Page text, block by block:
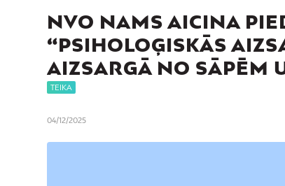
NVO NAMS AICINA
“PSIHOLOĢISKĀS
AIZSARGĀ NO SĀPĒM
TEIKA
04/12/2025